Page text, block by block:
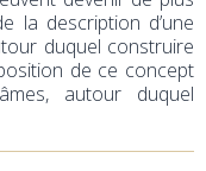
la description d’une
duquel construire
de ce concept
autour duquel